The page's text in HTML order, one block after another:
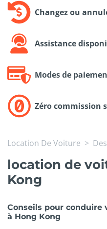
Changez ou
Assistance
Modes de
Zéro commission
Location De Voiture
location de
Kong
Conseils pour conduire
à Hong Kong